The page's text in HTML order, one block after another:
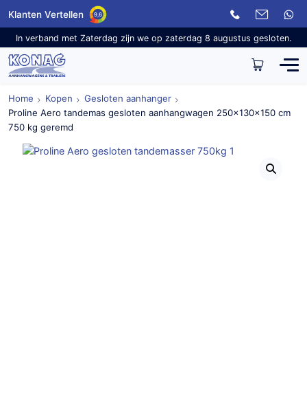
Klanten Vertellen 9,6
In verband met Zaterdag zijn we op zaterdag 8 augustus gesloten.
Home Kopen
Gesloten aanhanger
Proline Aero tandemas gesloten aanhangwagen 250x130x150 cm
750 kg geremd